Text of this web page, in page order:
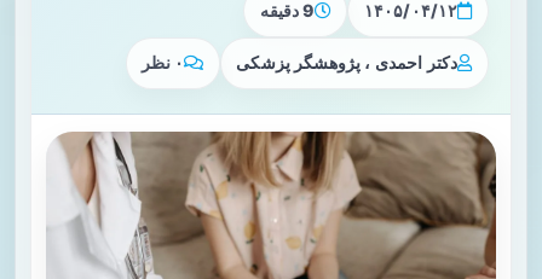
۱۴۰۵/۰۴/۱۲ 9 دقیقه
دکتر احمدی ، پژوهشگر پزشکی ۰ نظر